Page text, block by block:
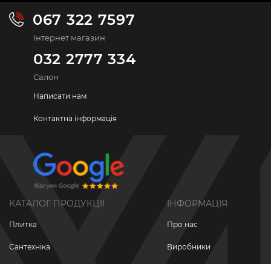
067 322 7597
Інтернет магазин
032 2777 334
Салон
Написати нам
Контактна інформація
КАТАЛОГ ПРОДУКЦІЇ
Плитка
Сантехніка
ІНФОРМАЦІЯ
Про нас
Виробники